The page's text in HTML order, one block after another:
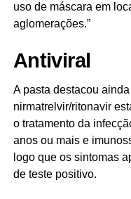
uso de máscara em
aglomerações.”
Antiviral
A pasta destacou
nirmatrelvir/ritonavir
o tratamento da
anos ou mais e
logo que os sintomas
de teste positivo.